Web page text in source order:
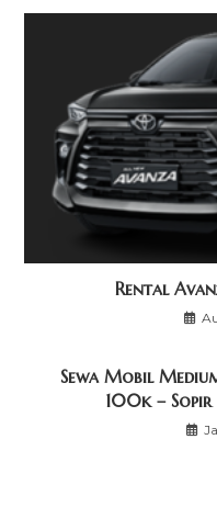
Rental
Sewa Mobil
100k – Sopir